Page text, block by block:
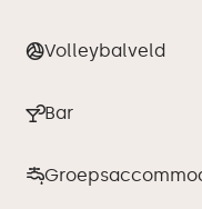
Volleybalveld
Bar